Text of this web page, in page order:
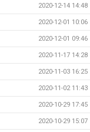
2020-12-14 14:48
2020-12-01 10:06
2020-12-01 09:46
2020-11-17 14:28
2020-11-03 16:25
2020-11-02 11:43
2020-10-29 17:45
2020-10-29 15:07